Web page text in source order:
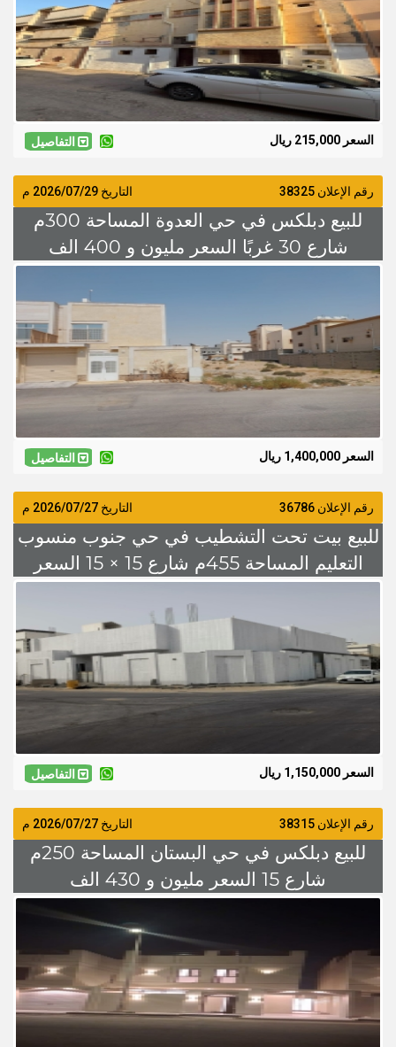
التفاصيل السعر 215,000 ريال
التاريخ 2026/07/29 م رقم الإعلان 38325
للبيع دبلكس في حي العدوة المساحة 300م
شارع 30 غربًا السعر مليون و 400 الف
التفاصيل السعر 1,400,000 ريال
التاريخ 2026/07/27 م رقم الإعلان 36786
للبيع بيت تحت التشطيب في حي جنوب منسوب
التعليم المساحة 455م شارع 15 × 15 السعر
مليون و 150 الف
التفاصيل السعر 1,150,000 ريال
التاريخ 2026/07/27 م رقم الإعلان 38315
للبيع دبلكس في حي البستان المساحة 250م
شارع 15 السعر مليون و 430 الف